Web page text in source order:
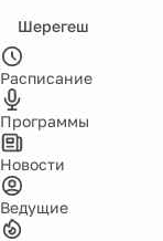
Шерегеш
Расписание
Программы
Новости
Ведущие